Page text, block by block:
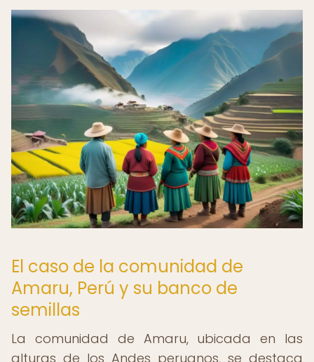
El caso de la comunidad de
Amaru, Perú y su banco de
semillas
La comunidad de Amaru, ubicada en las
alturas de los Andes peruanos, se destaca